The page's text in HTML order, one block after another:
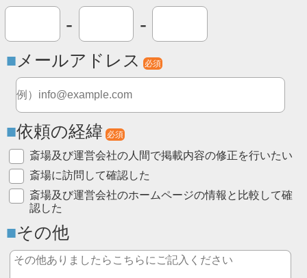
- -
メールアドレス 必須
依頼の経緯 必須
斎場及び運営会社の人間で掲載内容の修正を行いたい
斎場に訪問して確認した
斎場及び運営会社のホームページの情報と比較して確
認した
その他